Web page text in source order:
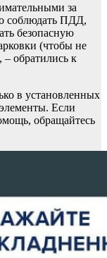
за
соблюдать ПДД,
безопасную
(чтобы не
– обратились к
в установленных
Если
обращайтесь